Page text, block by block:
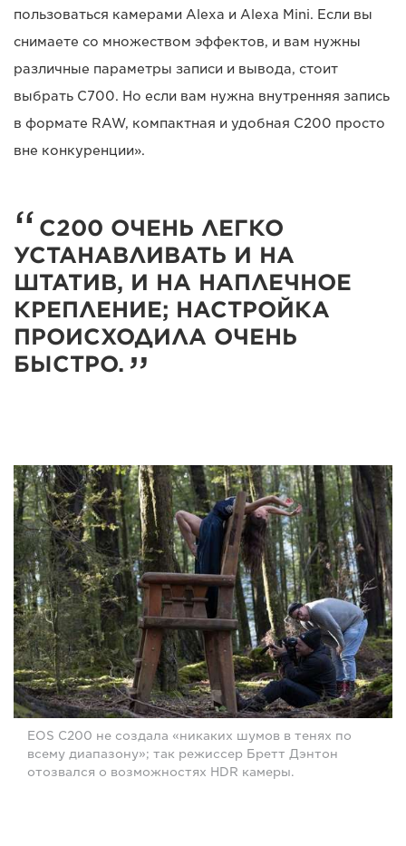
пользоваться камерами Alexa и Alexa Mini. Если вы
снимаете со множеством эффектов, и вам нужны
различные параметры записи и вывода, стоит
выбрать C700. Но если вам нужна внутренняя запись
в формате RAW, компактная и удобная C200 просто
вне конкуренции».
C200 ОЧЕНЬ ЛЕГКО
УСТАНАВЛИВАТЬ И НА
ШТАТИВ, И НА НАПЛЕЧНОЕ
КРЕПЛЕНИЕ; НАСТРОЙКА
ПРОИСХОДИЛА ОЧЕНЬ
БЫСТРО.
EOS C200 не создала «никаких шумов в тенях по
всему диапазону»; так режиссер Бретт Дэнтон
отозвался о возможностях HDR камеры.